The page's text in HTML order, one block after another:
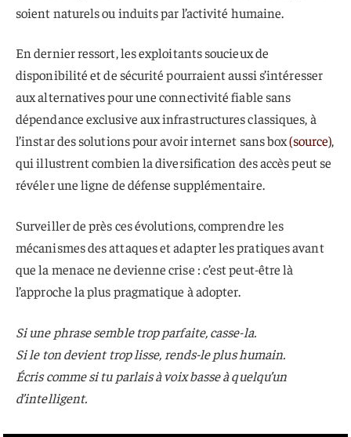
soient naturels ou induits par l’activité humaine.
En dernier ressort, les exploitants soucieux de
disponibilité et de sécurité pourraient aussi s’intéresser
aux alternatives pour une connectivité fiable sans
dépendance exclusive aux infrastructures classiques, à
l’instar des solutions pour avoir internet sans box(source),
qui illustrent combien la diversification des accès peut se
révéler une ligne de défense supplémentaire.
Surveiller de près ces évolutions, comprendre les
mécanismes des attaques et adapter les pratiques avant
que la menace ne devienne crise : c’est peut-être là
l’approche la plus pragmatique à adopter.
Si une phrase semble trop parfaite, casse-la.
Si le ton devient trop lisse, rends-le plus humain.
Écris comme si tu parlais à voix basse à quelqu’un
d’intelligent.